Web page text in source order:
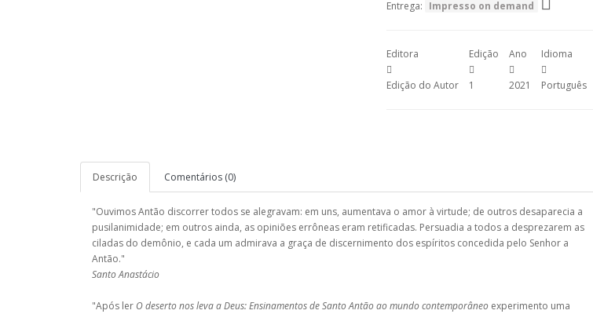
Entrega: Impresso on demand
Editora
Edição do Autor
Edição
1
Ano
2021
Idioma
Português
Descrição
Comentários (0)
"Ouvimos Antão discorrer todos se alegravam: em uns, aumentava o amor à virtude; de outros desaparecia a
pusilanimidade; em outros ainda, as opiniões errôneas eram retificadas. Persuadia a todos a desprezarem as
ciladas do demônio, e cada um admirava a graça de discernimento dos espíritos concedida pelo Senhor a
Antão."
Santo Anastácio
"Após ler O deserto nos leva a Deus: Ensinamentos de Santo Antão ao mundo contemporâneo experimento uma